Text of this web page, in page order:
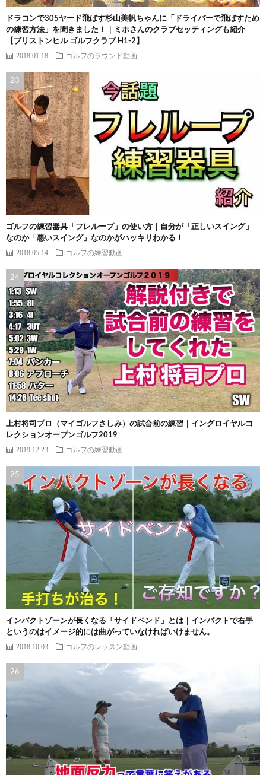
ドラコンで305ヤード飛ばす杉山美帆ちゃんに「ドライバーで飛ばすため
の練習方法」を聞きました！｜ミホさんのクラブセッティングも紹介
【ブリストンヒル ゴルフクラブ H1-2】
2018.01.18 ゴルフのラウンド動画
ゴルフの練習器具「フレループ」の使い方｜自分が「正しいスイング」
なのか「悪いスイング」なのかがハッキリわかる！
2018.05.14 ゴルフの練習動画
上村将司プロ（マイゴルフさしみ）の試合前の練習｜イングロイヤルコ
レクションオープンゴルフ2019
2019.12.23 ゴルフの練習動画
インパクトゾーンが長くなる「サイドベンド」とは｜インパクトで右手
というのはイメージ的には曲がっていなければいけません。
2018.10.03 ゴルフのレッスン動画